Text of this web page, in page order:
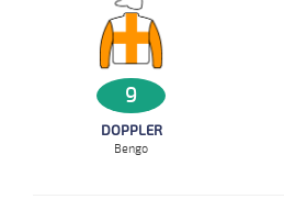
9
DOPPLER
Bengo